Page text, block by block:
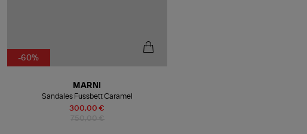
-60%
300,00 €
MARNI
Sandales Fussbett Caramel